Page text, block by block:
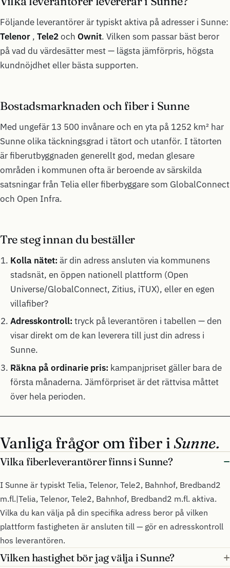
Följande leverantörer är typiskt aktiva på adresser i Sunne:
Telenor , Tele2och Ownit. Vilken som passar bäst beror
på vad du värdesätter mest — lägsta jämförpris, högsta
kundnöjdhet eller bästa supporten.
Bostadsmarknaden och fiber i Sunne
Med ungefär 13 500 invånare och en yta på 1252 km² har
Sunne olika täckningsgrad i tätort och utanför. I tätorten
är fiberutbyggnaden generellt god, medan glesare
områden i kommunen ofta är beroende av särskilda
satsningar från Telia eller fiberbyggare som GlobalConnect
och Open Infra.
Tre steg innan du beställer
Kolla nätet: är din adress ansluten via kommunens
stadsnät, en öppen nationell plattform (Open
Universe/GlobalConnect, Zitius, iTUX), eller en egen
villafiber?
Adresskontroll: tryck på leverantören i tabellen — den
visar direkt om de kan leverera till just din adress i
Sunne.
Räkna på ordinarie pris: kampanjpriset gäller bara de
första månaderna. Jämförpriset är det rättvisa måttet
över hela perioden.
Vanliga frågor om fiber i Sunne.
Vilka fiberleverantörer finns i Sunne?
I Sunne är typiskt Telia, Telenor, Tele2, Bahnhof, Bredband2
m.fl.|Telia, Telenor, Tele2, Bahnhof, Bredband2 m.fl. aktiva.
Vilka du kan välja på din specifika adress beror på vilken
plattform fastigheten är ansluten till — gör en adresskontroll
hos leverantören.
Vilken hastighet bör jag välja i Sunne?